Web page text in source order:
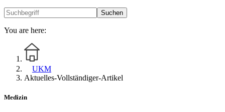
Suchen
You are here:
UKM
Aktuelles-Vollständiger-Artikel
Medizin